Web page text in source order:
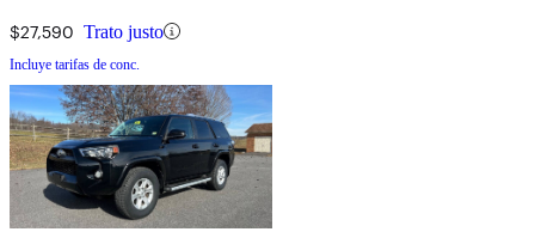
$27,590 Trato justo
Incluye tarifas de conc.